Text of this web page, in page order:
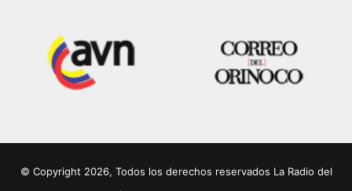
© Copyright 2026, Todos los derechos reservados La Radio del